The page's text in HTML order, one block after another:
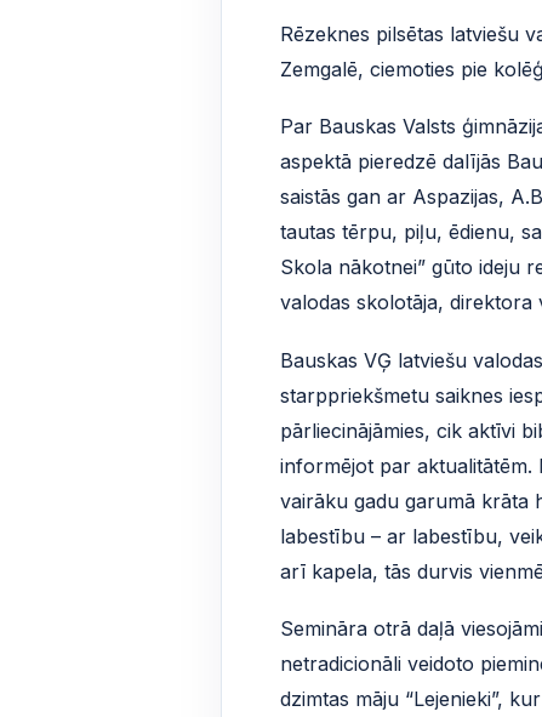
Rēzeknes pilsētas latviešu
Zemgalē, ciemoties pie
Par Bauskas Valsts
aspektā pieredzē dalījās
saistās gan ar Aspazijas,
tautas tērpu, piļu, ēdienu,
Skola nākotnei” gūto ideju
valodas skolotāja, direktora
Bauskas VĢ latviešu
starppriekšmetu saiknes
pārliecinājāmies, cik aktīvi
informējot par aktualitātēm.
vairāku gadu garumā krāta
labestību – ar labestību,
arī kapela, tās durvis
Semināra otrā daļā
netradicionāli veidoto
dzimtas māju “Lejenieki”,